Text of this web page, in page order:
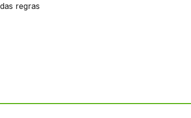
regras